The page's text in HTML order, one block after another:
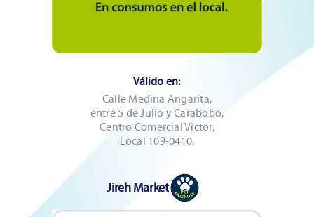
Válido en:
Calle Medina Angarita,
entre 5 de Julio y Carabobo,
Centro Comercial Victor,
Local 109-0410.
Jireh Market